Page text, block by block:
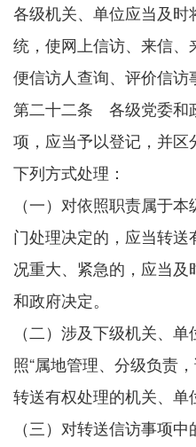
各级机关、单位应当及
统，使网上信访、来信
便信访人查询、评价信访
第二十二条 各级党委和
项，应当予以登记，并
下列方式处理：
（一）对依照职责属于
门处理决定的，应当转
况重大、紧急的，应当
和政府决定。
（二）涉及下级机关、
照“属地管理、分级负责
转送有权处理的机关、单
（三）对转送信访事项